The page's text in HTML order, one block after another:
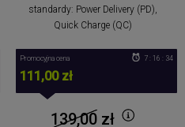
standardy: Power Delivery (PD),
Quick Charge (QC)
Promocyjna cena
111,00 zł
7 : 16 : 34
139,00zł